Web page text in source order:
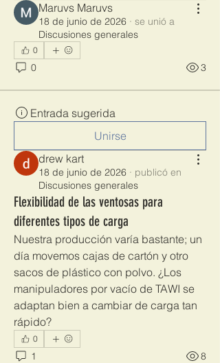
Maruvs Maruvs
18 de junio de 2026 · se unió a
Discusiones generales
0
0 3
Entrada sugerida
Unirse
drew kart
18 de junio de 2026 · publicó en
Discusiones generales
Flexibilidad de las ventosas para
diferentes tipos de carga
Nuestra producción varía bastante; un
día movemos cajas de cartón y otro
sacos de plástico con polvo. ¿Los
manipuladores por vacío de TAWI se
adaptan bien a cambiar de carga tan
rápido?
0
1 8